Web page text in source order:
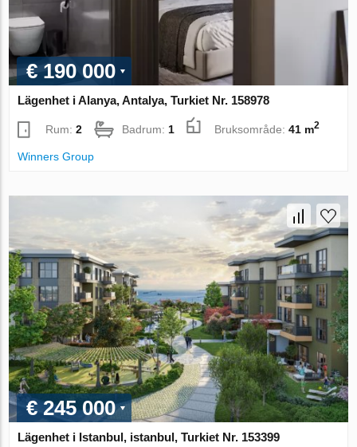
€ 190 000
Lägenhet i Alanya, Antalya, Turkiet Nr. 158978
Rum:2 Badrum: 1 Bruksområde:41 m2
Winners Group
€ 245 000
Lägenhet i Istanbul, istanbul, Turkiet Nr. 153399